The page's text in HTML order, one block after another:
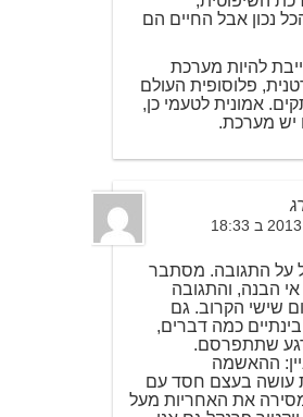
נכון אבל החיים הם
להיות מערכת
פלוסופית העולם
אמונית לטעמי כן,
מערכת.
על התגובה. מסתבר
אי הבנה, והתגובה
שישי הקרוב. גם
כמה דברים,
שתתפרסם.
ההאשמה
עושה בעצם חסד עם
את האחריות מעל